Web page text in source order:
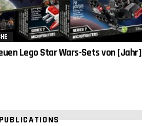
Lego Star Wars-Sets von [Jahr]